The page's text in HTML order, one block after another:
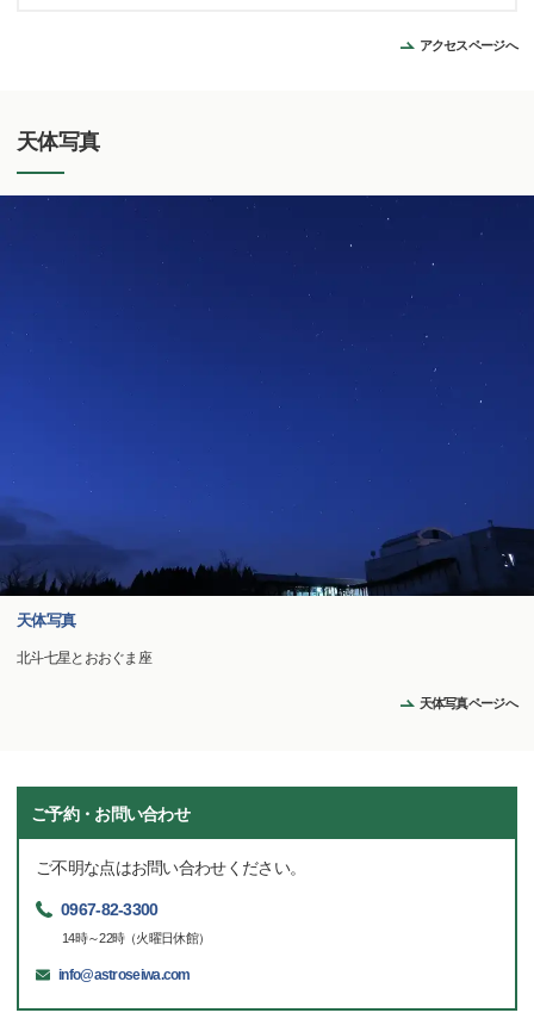
アクセスページへ
天体写真
天体写真
北斗七星とおおぐま座
天体写真ページへ
ご予約・お問い合わせ
ご不明な点はお問い合わせください。
0967-82-3300
14時～22時（火曜日休館）
info@astroseiwa.com